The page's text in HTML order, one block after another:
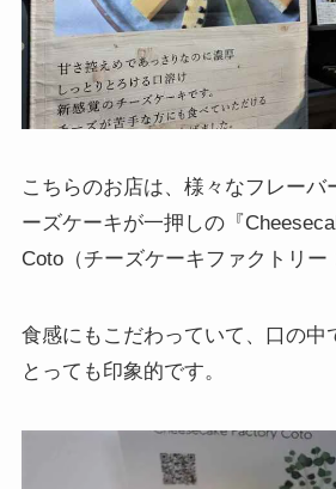
こちらのお店は、様々なフレーバ
ーズケーキが一押しの『
Coto（チーズケーキファクトリー
食感にもこだわっていて、口の中
とっても印象的です。